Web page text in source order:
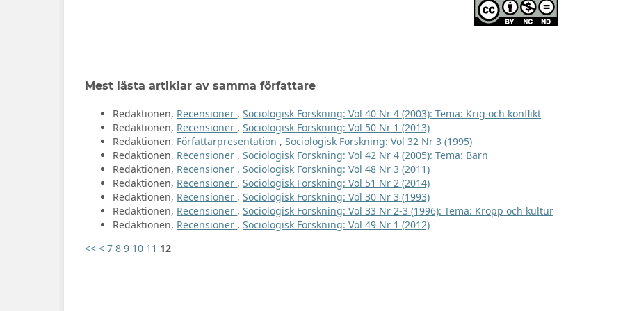
Mest lästa artiklar av samma författare
Redaktionen, Recensioner , Sociologisk Forskning: Vol 40 Nr 4 (2003): Tema: Krig och konflikt
Redaktionen, Recensioner , Sociologisk Forskning: Vol 50 Nr 1 (2013)
Redaktionen, Författarpresentation , Sociologisk Forskning: Vol 32 Nr 3 (1995)
Redaktionen, Recensioner , Sociologisk Forskning: Vol 42 Nr 4 (2005): Tema: Barn
Redaktionen, Recensioner , Sociologisk Forskning: Vol 48 Nr 3 (2011)
Redaktionen, Recensioner , Sociologisk Forskning: Vol 51 Nr 2 (2014)
Redaktionen, Recensioner , Sociologisk Forskning: Vol 30 Nr 3 (1993)
Redaktionen, Recensioner , Sociologisk Forskning: Vol 33 Nr 2-3 (1996): Tema: Kropp och kultur
Redaktionen, Recensioner , Sociologisk Forskning: Vol 49 Nr 1 (2012)
<< < 7 8 9 10 11 12